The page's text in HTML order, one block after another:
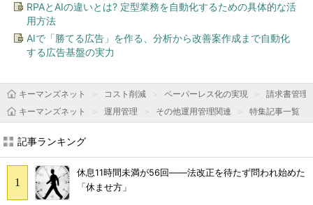
RPAとAIの違いとは? 定型業務を自動化するための具体的な活
用方法
AIで「勝てる広告」を作る、分析から改善案作成まで自動化
する広告基盤の実力
キーマンズネット コスト削減 ペーパーレス化の実現
請求書管理
キーマンズネット
運用管理 その他運用管理関連 特集記事一覧
記事ランキング
休息11時間未満が56回――法改正を待たず問われ始めた
「休ませ方」